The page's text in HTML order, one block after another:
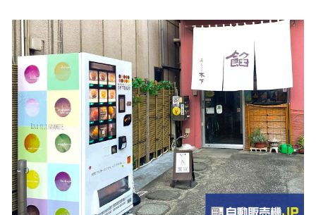
込
み
中
で
す